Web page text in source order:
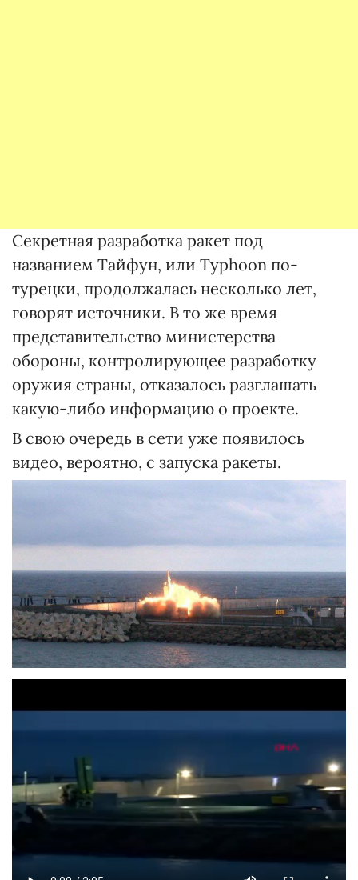
Секретная разработка ракет под
названием Тайфун, или Typhoon по-
турецки, продолжалась несколько лет,
говорят источники. В то же время
представительство министерства
обороны, контролирующее разработку
оружия страны, отказалось разглашать
какую-либо информацию о проекте.
В свою очередь в сети уже появилось
видео, вероятно, с запуска ракеты.